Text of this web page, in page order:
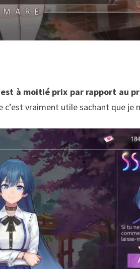
à moitié prix par rapport au
vraiment utile sachant que je